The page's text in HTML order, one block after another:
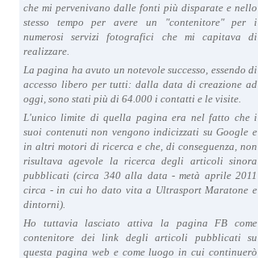
che mi pervenivano dalle fonti più disparate e nello
stesso tempo per avere un "contenitore" per i
numerosi servizi fotografici che mi capitava di
realizzare.
La pagina ha avuto un notevole successo, essendo di
accesso libero per tutti: dalla data di creazione ad
oggi, sono stati più di 64.000 i contatti e le visite.
L'unico limite di quella pagina era nel fatto che i
suoi contenuti non vengono indicizzati su Google e
in altri motori di ricerca e che, di conseguenza, non
risultava agevole la ricerca degli articoli sinora
pubblicati (circa 340 alla data - metà aprile 2011
circa - in cui ho dato vita a Ultrasport Maratone e
dintorni).
Ho tuttavia lasciato attiva la pagina FB come
contenitore dei link degli articoli pubblicati su
questa pagina web e come luogo in cui continuerò